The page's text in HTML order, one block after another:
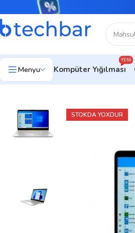
Menyu Kompüter Yığılması
YENI
Ev Noutbuklar
STOKDA YOXDUR